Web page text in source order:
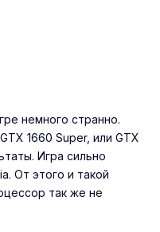
немного странно.
1660 Super, или GTX
Игра сильно
От этого и такой
так же не